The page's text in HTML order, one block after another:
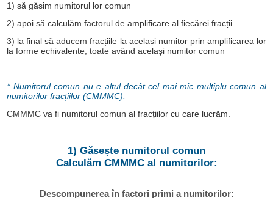
1) să găsim numitorul lor comun
2) apoi să calculăm factorul de amplificare al fiecărei fracții
3) la final să aducem fracțiile la același numitor prin amplificarea lor
la forme echivalente, toate având același numitor comun
* Numitorul comun nu e altul decât cel mai mic multiplu comun al
numitorilor fracțiilor (CMMMC).
CMMMC va fi numitorul comun al fracțiilor cu care lucrăm.
1) Găsește numitorul comun
Calculăm CMMMC al numitorilor:
Descompunerea în factori primi a numitorilor: